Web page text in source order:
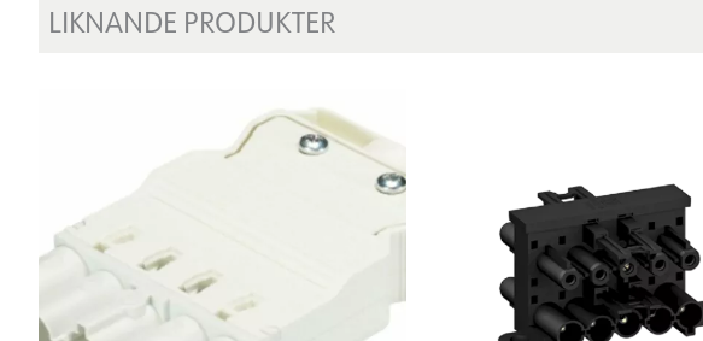
LIKNANDE PRODUKTER